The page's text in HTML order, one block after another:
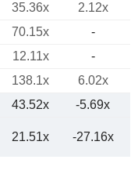
35.36x
2.12x
70.15x
-
12.11x
-
138.1x
6.02x
43.52x
-5.69x
21.51x -27.16x